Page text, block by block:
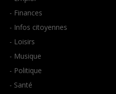
- Finances
- Infos citoyennes
- Loisirs
- Musique
- Politique
- Santé